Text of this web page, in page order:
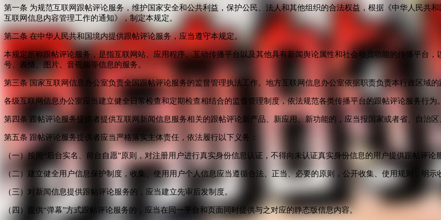
第一条 为规范互联网跟帖评论服务，维护国家安全和公共利益，保护公民、法人和其他组织的合法权益，根据《中华人民共
互联网信息内容管理工作的通知》，制定本规定。
第二条 在中华人民共和国境内提供跟帖评论服务，应当遵守本规定。
本规定所称跟帖评论服务，是指互联网站、应用程序、互动传播平台以及其他具有新闻舆论属性和社会动员功能的传播平台
号、表情、图片、音视频等信息的服务。
第三条 国家互联网信息办公室负责全国跟帖评论服务的监督管理执法工作。地方互联网信息办公室依据职责负责本行政区域
各级互联网信息办公室应当建立健全日常检查和定期检查相结合的监督管理制度，依法规范各类传播平台的跟帖评论服务行为
第四条 跟帖评论服务提供者提供互联网新闻信息服务相关的跟帖评论新产品、新应用、新功能的，应当报国家或者省、自治
第五条 跟帖评论服务提供者应当严格落实主体责任，依法履行以下义务：
（一）按照“后台实名、前台自愿”原则，对注册用户进行真实身份信息认证，不得向未认证真实身份信息的用户提供跟帖评论
（二）建立健全用户信息保护制度，收集、使用用户个人信息应当遵循合法、正当、必要的原则，公开收集、使用规则，明
（三）对新闻信息提供跟帖评论服务的，应当建立先审后发制度。
（四）提供“弹幕”方式跟帖评论服务的，应当在同一平台和页面同时提供与之对应的静态版信息内容。